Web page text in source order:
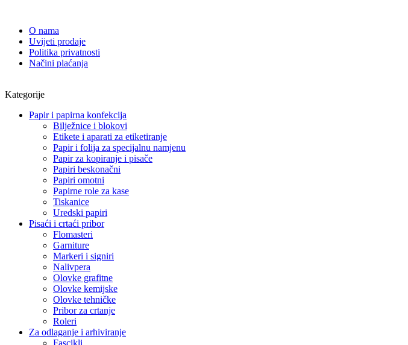
O nama
Uvijeti prodaje
Politika privatnosti
Načini plaćanja
Kategorije
Papir i papirna konfekcija
Bilježnice i blokovi
Etikete i aparati za etiketiranje
Papir i folija za specijalnu namjenu
Papir za kopiranje i pisače
Papiri beskonačni
Papiri omotni
Papirne role za kase
Tiskanice
Uredski papiri
Pisaći i crtaći pribor
Flomasteri
Garniture
Markeri i signiri
Nalivpera
Olovke grafitne
Olovke kemijske
Olovke tehničke
Pribor za crtanje
Roleri
Za odlaganje i arhiviranje
Fascikli